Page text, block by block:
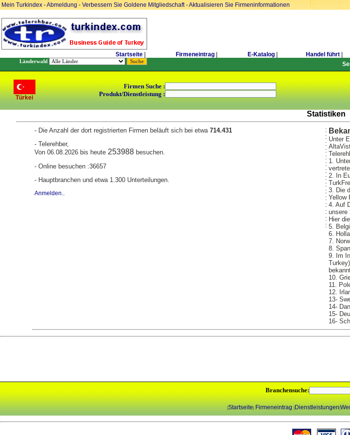
Mein Turkindex -Abmeldung- Verbessern Sie Goldene Mitgliedschaft-Aktualisieren Sie Firmeninformationen
Startseite Firmeneintrag E-Katalog Handel führt
Länderwahl
Türkei
Firmen Suche :
Produkt/Dienstleistung :
Statistiken
- Die Anzahl der dort registrierten Firmen beläuft sich bei etwa 714.431
- Telerehber,
Von 06.08.2026 bis heute 253988besuchen.
- Online besuchen :36657
- Hauptbranchen und etwa 1.300 Unterteilungen.
Anmelden..
:
:
:
:
:
:
:
:
:
:
:
:
:
:
:
Unter
1.
2. In
3. Die
Yellow
4. Auf
unsere
Hier
5.
6.
7.
8.
9. Im
10.
11.
12.
13-
14-
15-
16-
Branchensuche:
|Startseite| Firmeneintrag |Dienstleistungen|